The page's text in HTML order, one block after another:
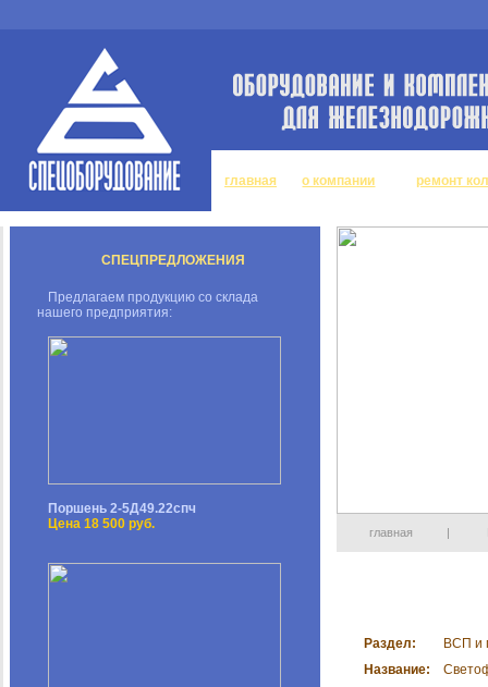
главная о компании ремонт
СПЕЦПРЕДЛОЖЕНИЯ
Предлагаем продукцию со склада
нашего предприятия:
Поршень 2-5Д49.22спч
Цена 18 500 руб.
главная |
Раздел:
ВСП и
Название: